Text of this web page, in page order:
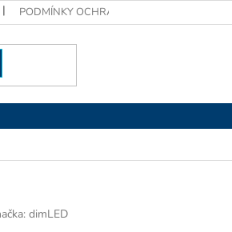
PODMÍNKY OCHRANY OSOBNÍCH ÚDAJŮ
dimLED